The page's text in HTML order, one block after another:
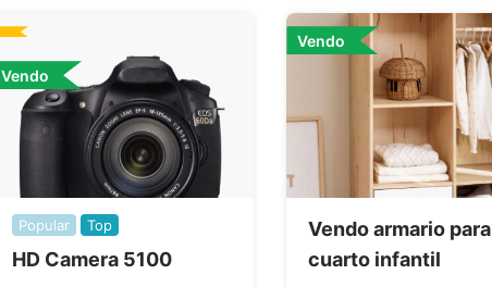
Vendo
Popular Top
HD Camera 5100
Vendo
Vendo armario para
cuarto infantil